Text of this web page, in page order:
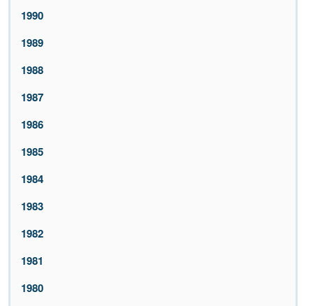
1990
1989
1988
1987
1986
1985
1984
1983
1982
1981
1980